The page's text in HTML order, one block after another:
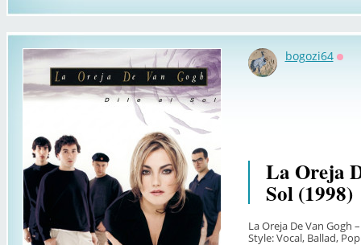
bogozi64
La Oreja
Sol (1998)
La Oreja De Van Gogh
Style: Vocal, Ballad,